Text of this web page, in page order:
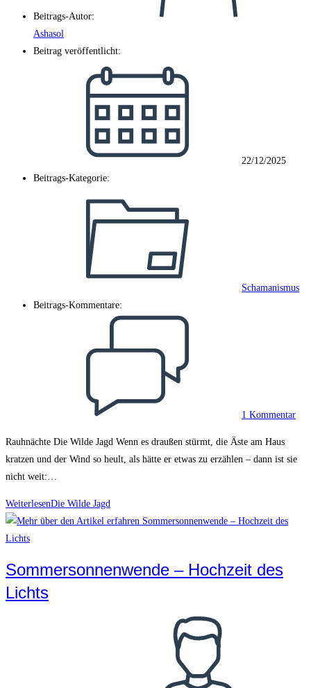
Beitrags-Autor:
Ashasol
Beitrag veröffentlicht:
22/12/2025
Beitrags-Kategorie:
Schamanismus
Beitrags-Kommentare:
1 Kommentar
Rauhnächte Die Wilde Jagd Wenn es draußen stürmt, die Äste am Haus
kratzen und der Wind so heult, als hätte er etwas zu erzählen – dann ist sie
nicht weit:…
WeiterlesenDie Wilde Jagd
Sommersonnenwende – Hochzeit des
Lichts